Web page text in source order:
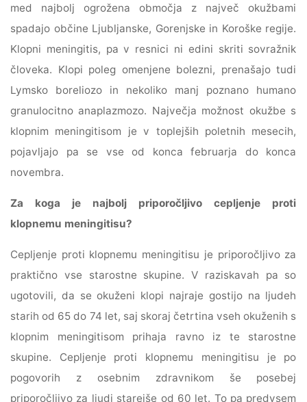
med najbolj ogrožena območja z največ okužbami
spadajo občine Ljubljanske, Gorenjske in Koroške regije.
Klopni meningitis, pa v resnici ni edini skriti sovražnik
človeka. Klopi poleg omenjene bolezni, prenašajo tudi
Lymsko boreliozo in nekoliko manj poznano humano
granulocitno anaplazmozo. Največja možnost okužbe s
klopnim meningitisom je v toplejših poletnih mesecih,
pojavljajo pa se vse od konca februarja do konca
novembra.
Za koga je najbolj priporočljivocepljenje proti
klopnemu meningitisu?
Cepljenje proti klopnemu meningitisu je priporočljivo za
praktično vse starostne skupine. V raziskavah pa so
ugotovili, da se okuženi klopi najraje gostijo na ljudeh
starih od 65 do 74 let, saj skoraj četrtina vseh okuženih s
klopnim meningitisom prihaja ravno iz te starostne
skupine. Cepljenje proti klopnemu meningitisu je po
pogovorih z osebnim zdravnikom še posebej
priporočljivo za ljudi starejše od 60 let. To pa predvsem